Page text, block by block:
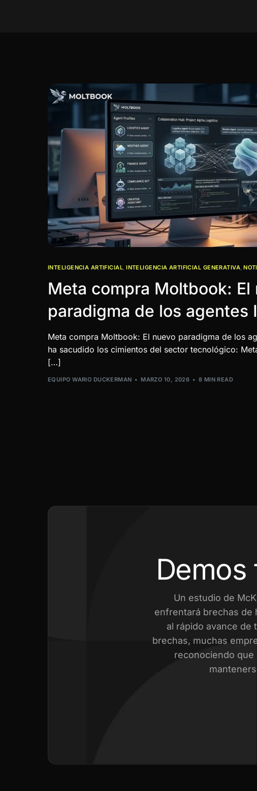
INTELIGENCIA ARTIFICIAL ,INTELIGENCIA ARTIFICIAL GENERATIVA ,
Meta compra Moltbook: El
paradigma de los agentes
Meta compra Moltbook: El nuevo paradigma de los
ha sacudido los cimientos del sector tecnológico:
[…]
EQUIPO WARIO DUCKERMAN MARZO 10, 2026 8 MIN READ
Demos
Un estudio de
enfrentará brechas de
al rápido avance de
brechas, muchas
reconociendo que